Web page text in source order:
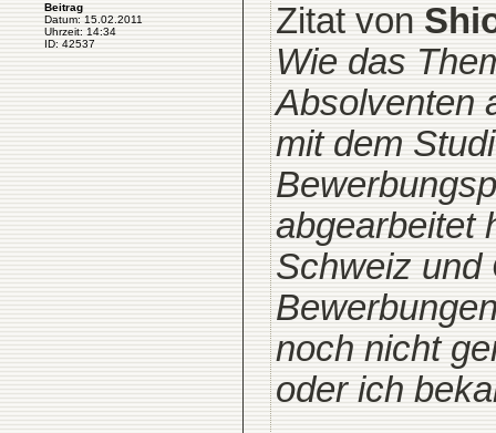
Beitrag
Datum: 15.02.2011
Uhrzeit: 14:34
ID: 42537
Zitat von
Wie das
Absolventen
mit dem
abgearbeitet
Schweiz und
noch nicht
oder ich